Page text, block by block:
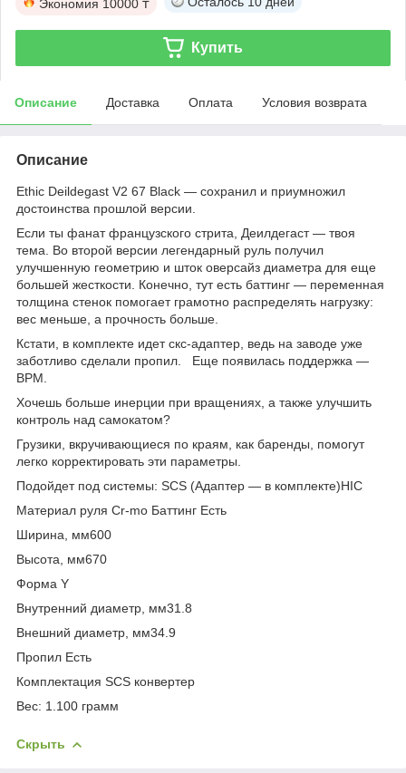
Экономия 10000 ₸
Купить
Описание Доставка Оплата Условия возврата
Описание
Ethic Deildegast V2 67 Black — сохранил и приумножил
достоинства прошлой версии.
Если ты фанат французского стрита, Деилдегаст — твоя
тема. Во второй версии легендарный руль получил
улучшенную геометрию и шток оверсайз диаметра для еще
большей жесткости. Конечно, тут есть баттинг — переменная
толщина стенок помогает грамотно распределять нагрузку:
вес меньше, а прочность больше.
Кстати, в комплекте идет скс-адаптер, ведь на заводе уже
заботливо сделали пропил. Еще появилась поддержка —
BPM.
Хочешь больше инерции при вращениях, а также улучшить
контроль над самокатом?
Грузики, вкручивающиеся по краям, как баренды, помогут
легко корректировать эти параметры.
Подойдет под системы: SCS (Адаптер — в комплекте)HIC
Материал руля Cr-mo Баттинг Есть
Ширина, мм600
Высота, мм670
Форма Y
Внутренний диаметр, мм31.8
Внешний диаметр, мм34.9
Пропил Есть
Комплектация SCS конвертер
Вес: 1.100 грамм
Скрыть